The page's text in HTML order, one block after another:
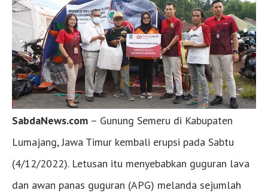
SabdaNews.com – Gunung Semeru di Kabupaten
Lumajang, Jawa Timur kembali erupsi pada Sabtu
(4/12/2022). Letusan itu menyebabkan guguran lava
dan awan panas guguran (APG) melanda sejumlah